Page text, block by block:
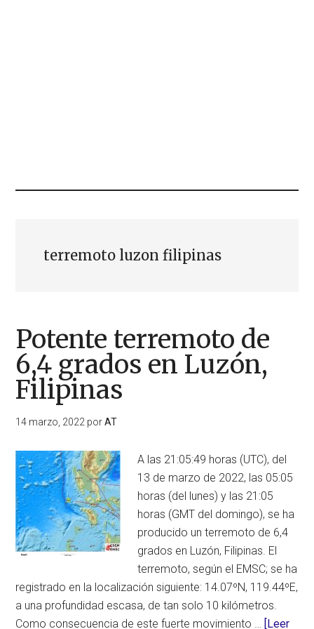
terremoto luzon filipinas
Potente terremoto de
6,4 grados en Luzón,
Filipinas
14 marzo, 2022 porAT
A las 21:05:49 horas (UTC), del
13 de marzo de 2022, las 05:05
horas (del lunes) y las 21:05
horas (GMT del domingo), se ha
producido un terremoto de 6,4
grados en Luzón, Filipinas. El
terremoto, según el EMSC; se ha
registrado en la localización siguiente: 14.07ºN, 119.44ºE,
a una profundidad escasa, de tan solo 10 kilómetros.
Como consecuencia de este fuerte movimiento … [Leer